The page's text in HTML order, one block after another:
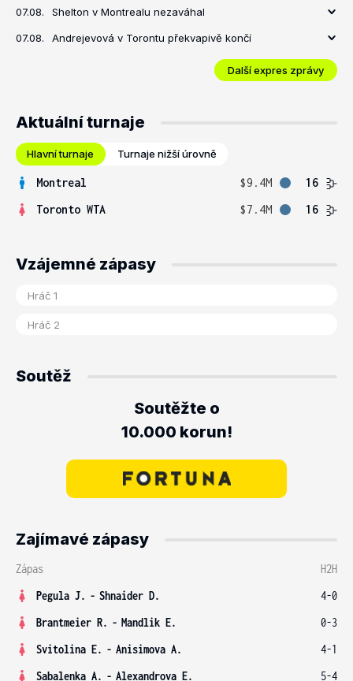
07.08. Shelton v Montrealu nezaváhal
07.08. Andrejevová v Torontu překvapivě končí
Další expres zprávy
Aktuální turnaje
Hlavní turnaje Turnaje nižší úrovně
Montreal $9.4M
16
Toronto WTA
$7.4M 16
Vzájemné zápasy
Soutěž
Soutěžte o
10.000 korun!
Zajímavé zápasy
Zápas
H2H
Pegula J. - Shnaider D.
4-0
Brantmeier R. - Mandlik E.
0-3
Svitolina E. - Anisimova A.
4-1
Sabalenka A. - Alexandrova E.
5-4